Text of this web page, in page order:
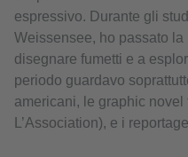
espressivo. Durante gli
Weissensee, ho passato
disegnare fumetti e a
periodo guardavo
americani, le graphic
L’Association), e i